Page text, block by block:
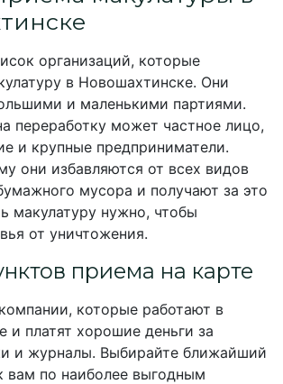
организаций, которые
в Новошахтинске. Они
и маленькими партиями.
переработку может частное лицо,
и крупные предприниматели.
они избавляются от всех видов
мусора и получают за это
макулатуру нужно, чтобы
от уничтожения.
приема на карте
которые работают в
и платят хорошие деньги за
и журналы. Выбирайте ближайший
вам по наиболее выгодным